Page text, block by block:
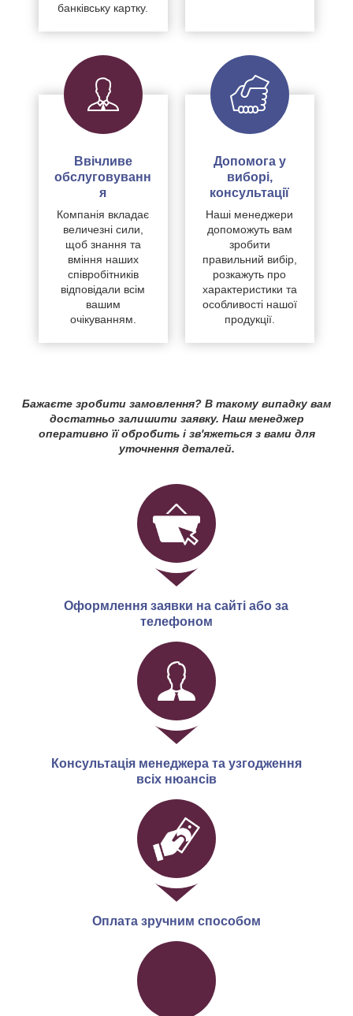
банківську картку.
Ввічливе
обслуговуванн
я
Компанія вкладає
величезні сили,
щоб знання та
вміння наших
співробітників
відповідали всім
вашим
очікуванням.
Допомога у
виборі,
консультації
Наші менеджери
допоможуть вам
зробити
правильний вибір,
розкажуть про
характеристики та
особливості нашої
продукції.
Бажаєте зробити замовлення? В такому випадку вам
достатньо залишити заявку. Наш менеджер
оперативно її обробить і зв'яжеться з вами для
уточнення деталей.
Оформлення заявки на сайті або за
телефоном
Консультація менеджера та узгодження
всіх нюансів
Оплата зручним способом